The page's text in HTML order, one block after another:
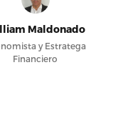
Maldonado
y Estratega
Financiero